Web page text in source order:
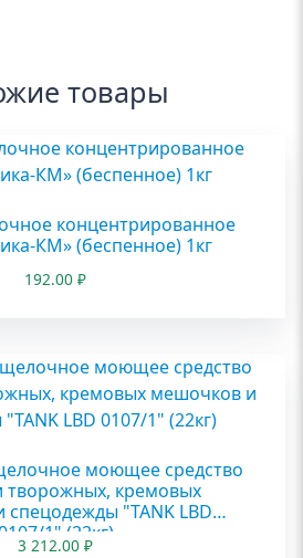
товары
концентрированное
КМ» (беспенное) 1кг
192.00 ₽
моющее средство
творожных, кремовых
"TANK LBD
1" (22кг)
3 212.00 ₽